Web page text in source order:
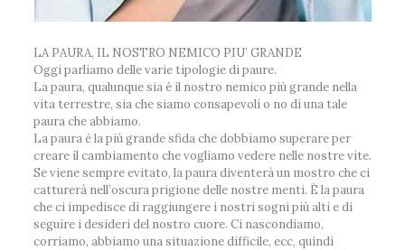
LA PAURA, IL NOSTRO NEMICO PIU’ GRANDE
Oggi parliamo delle varie tipologie di paure.
La paura, qualunque sia è il nostro nemico più grande nella
vita terrestre, sia che siamo consapevoli o no di una tale
paura che abbiamo.
La paura è la più grande sfida che dobbiamo superare per
creare il cambiamento che vogliamo vedere nelle nostre vite.
Se viene sempre evitato, la paura diventerà un mostro che ci
catturerà nell’oscura prigione delle nostre menti. È la paura
che ci impedisce di raggiungere i nostri sogni più alti e di
seguire i desideri del nostro cuore. Ci nascondiamo,
corriamo, abbiamo una situazione difficile, ecc, quindi